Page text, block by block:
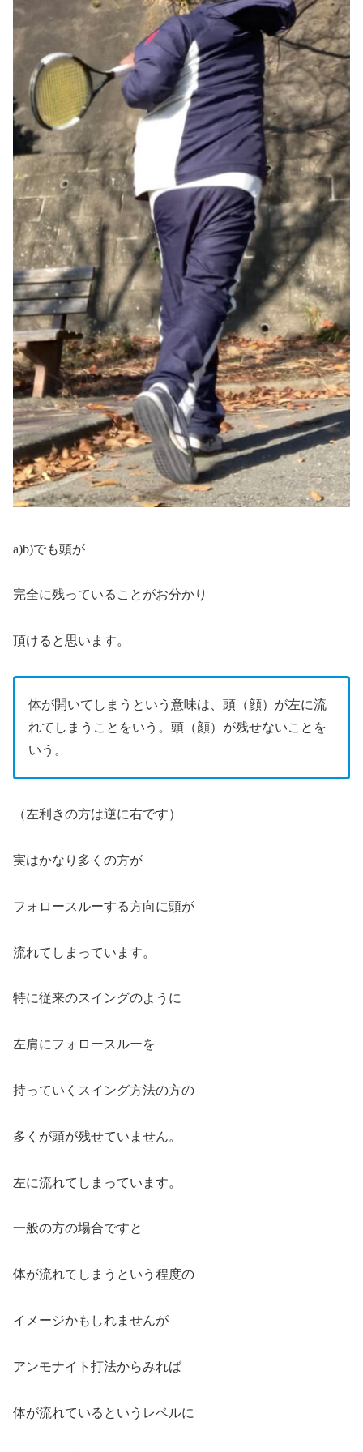
a)b)でも頭が
完全に残っていることがお分かり
頂けると思います。
体が開いてしまうという意味は、頭（顔）が左に流
れてしまうことをいう。頭（顔）が残せないことを
いう。
（左利きの方は逆に右です）
実はかなり多くの方が
フォロースルーする方向に頭が
流れてしまっています。
特に従来のスイングのように
左肩にフォロースルーを
持っていくスイング方法の方の
多くが頭が残せていません。
左に流れてしまっています。
一般の方の場合ですと
体が流れてしまうという程度の
イメージかもしれませんが
アンモナイト打法からみれば
体が流れているというレベルに